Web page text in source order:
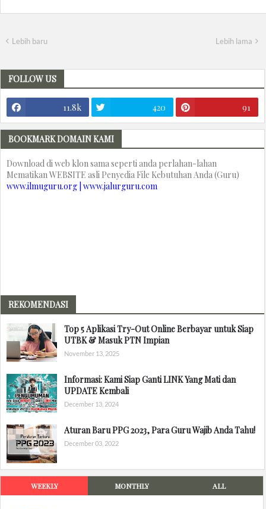
Lebih baru Lebih lama
FOLLOW US
11.8k 420 91
BOOKMARK DOMAIN KAMI
Download di web klon sama seperti anda perlahan-lahan
Mematikan WEBSITE asli Penyedia File Kebutuhan Anda (Guru)
www.ilmuguru.org | www.jalurguru.com
REKOMENDASI
Top 5 Aplikasi Try-Out Online Berbayar untuk Siap
UTBK & Masuk PTN Impian
November 13, 2025
Informasi: Kami Siap Ganti LINK Yang Mati dan
UPDATE Kembali
December 13, 2024
Aturan Baru PPG 2023, Para Guru Wajib Anda Tahu!
December 03, 2022
WEEKLY MONTHLY ALL